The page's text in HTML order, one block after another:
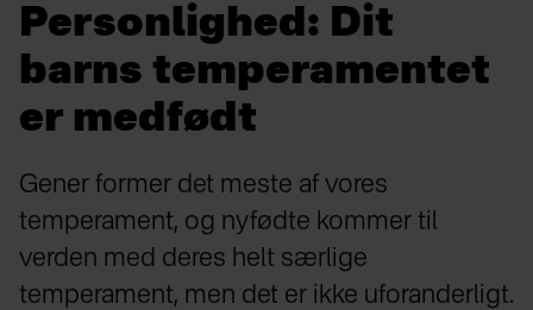
Personlighed: Dit
barns temperamentet
er medfødt
Gener former det meste af vores
temperament, og nyfødte kommer til
verden med deres helt særlige
temperament, men det er ikke uforanderligt.